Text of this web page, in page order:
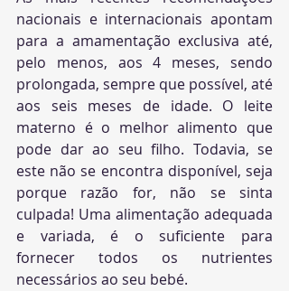
nacionais e internacionais apontam
para a amamentação exclusiva até,
pelo menos, aos 4 meses, sendo
prolongada, sempre que possível, até
aos seis meses de idade. O leite
materno é o melhor alimento que
pode dar ao seu filho. Todavia, se
este não se encontra disponível, seja
porque razão for, não se sinta
culpada! Uma alimentação adequada
e variada, é o suficiente para
fornecer todos os nutrientes
necessários ao seu bebé.